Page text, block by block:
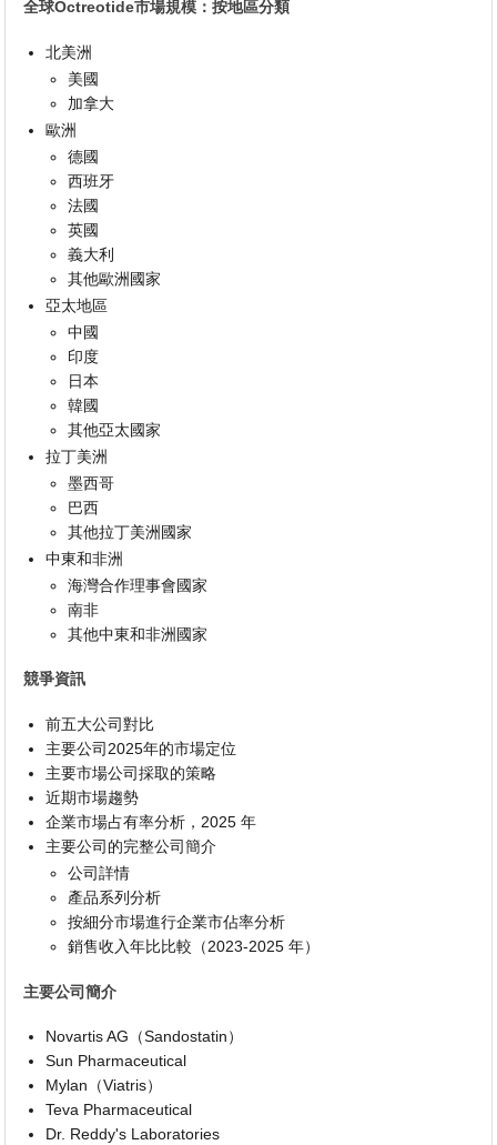
全球Octreotide市場規模：按地區分類
北美洲
美國
加拿大
歐洲
德國
西班牙
法國
英國
義大利
其他歐洲國家
亞太地區
中國
印度
日本
韓國
其他亞太國家
拉丁美洲
墨西哥
巴西
其他拉丁美洲國家
中東和非洲
海灣合作理事會國家
南非
其他中東和非洲國家
競爭資訊
前五大公司對比
主要公司2025年的市場定位
主要市場公司採取的策略
近期市場趨勢
企業市場占有率分析，2025 年
主要公司的完整公司簡介
公司詳情
產品系列分析
按細分市場進行企業市佔率分析
銷售收入年比比較（2023-2025 年）
主要公司簡介
Novartis AG（Sandostatin）
Sun Pharmaceutical
Mylan（Viatris）
Teva Pharmaceutical
Dr. Reddy's Laboratories